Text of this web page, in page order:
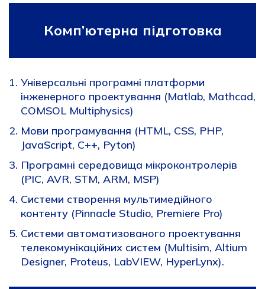
Комп’ютерна підготовка
Універсальні програмні платформи
інженерного проектування (Matlab, Mathcad,
COMSOL Multiphysics)
Мови програмування (HTML, СSS, PHP,
JavaScript, С++, Pyton)
Програмні середовища мікроконтролерів
(PIC, AVR, STM, АRM, MSP)
Системи створення мультимедійного
контенту (Pinnacle Studio, Premiere Pro)
Системи автоматизованого проектування
телекомунікаційних систем (Multisim, Altium
Designer, Proteus, LabVIEW, HyperLynx).